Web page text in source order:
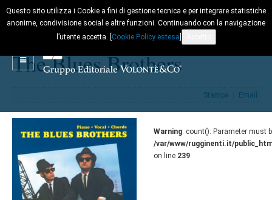
The Blues Brothers
Stampa Email
Warning: count(): Parameter must
/var/www/rugginenti.it/
on line 239
Questo sito utilizza i Cookie a fini di gestione tecnica e per integrare statistiche
anonime, condivisione social e altre funzioni. Continuando con la navigazione
l’utente accetta. [ Cookie Policy estesa